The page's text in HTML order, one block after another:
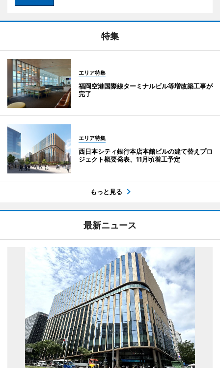
特集
エリア特集
福岡空港国際線ターミナルビル等増改築工事が
完了
エリア特集
西日本シティ銀行本店本館ビルの建て替えプロ
ジェクト概要発表、11月頃着工予定
もっと見る
最新ニュース